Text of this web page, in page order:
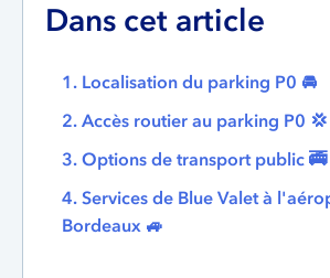
Dans cet article
1. Localisation du parking P0 🚘
2. Accès routier au parking P0 💢
3. Options de transport public 🚎
4. Services de Blue Valet à
Bordeaux 🚙